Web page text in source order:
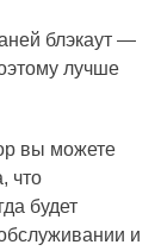
блэкаут —
лучше
вы можете
что
будет
и